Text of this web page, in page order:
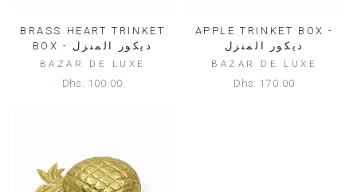
BRASS HEART TRINKET
BOX - ديكور المنزل
BAZAR DE LUXE
Dhs. 100.00
APPLE TRINKET BOX -
ديكور المنزل
BAZAR DE LUXE
Dhs. 170.00